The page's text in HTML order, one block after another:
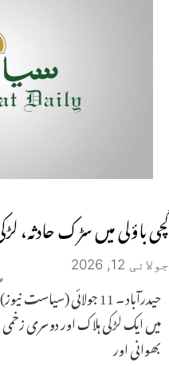
گچی باؤلی میں سڑک حادثہ،
جولائی 12, 2026
حیدرآباد ۔ 11 جولائی
بھوانی اور